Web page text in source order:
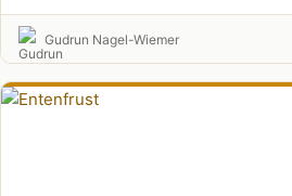
Gudrun Nagel-Wiemer